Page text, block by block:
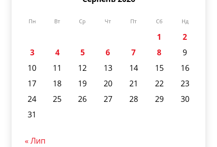
Пн Вт Ср Чт Пт Сб Нд
1
2
3
4 5 6 7 8
9
10
11 12 13 14 15
16
17
18 19 20 21 22
23
24
25 26 27 28 29
30
31
« Лип